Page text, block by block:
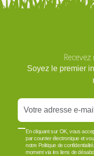
Soyez le premier
En cliquant sur OK, vous
par courrier électronique et
notre Politique de
moment via les liens de